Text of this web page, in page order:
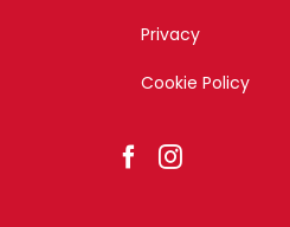
Privacy
Cookie Policy